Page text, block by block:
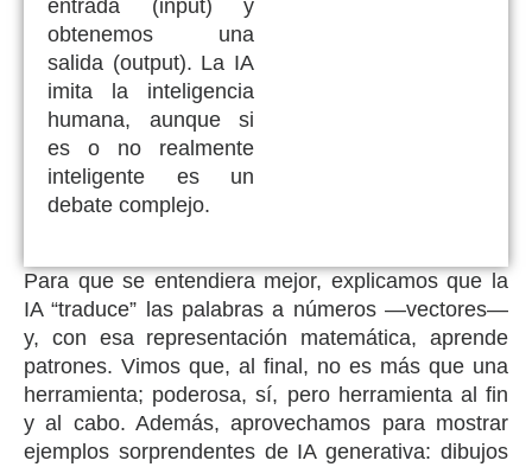
entrada (input) y
obtenemos una
salida (output). La IA
imita la inteligencia
humana, aunque si
es o no realmente
inteligente es un
debate complejo.
Para que se entendiera mejor, explicamos que la
IA “traduce” las palabras a números —vectores—
y, con esa representación matemática, aprende
patrones. Vimos que, al final, no es más que una
herramienta; poderosa, sí, pero herramienta al fin
y al cabo. Además, aprovechamos para mostrar
ejemplos sorprendentes de IA generativa: dibujos